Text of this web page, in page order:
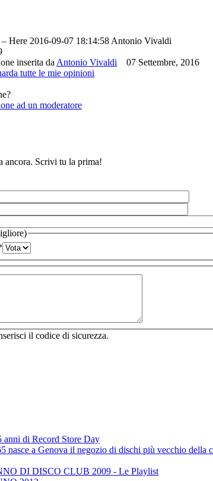
Here 2016-09-07 18:14:58 Antonio Vivaldi
inserita da Antonio Vivaldi 07 Settembre, 2016
tutte le mie opinioni
ad un moderatore
ancora. Scrivi tu la prima!
il codice di sicurezza.
anni di Record Store Day
nasce a Genova il negozio di dischi più vecchio della
DI DISCO CLUB 2009 - Le Playlist